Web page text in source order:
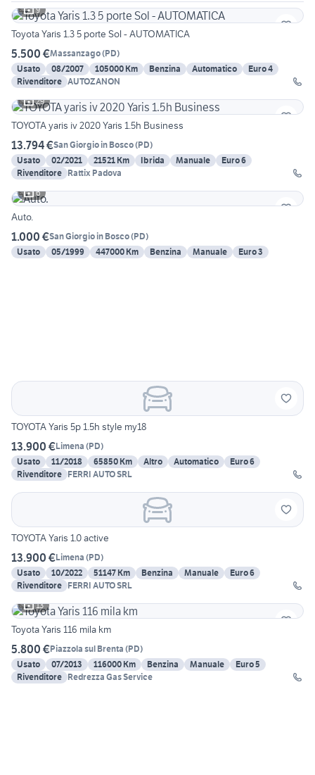
9
Toyota Yaris 1.3 5 porte Sol - AUTOMATICA
5.500 €Massanzago(PD)
Usato
08/2007 105000 Km Benzina Automatico
Euro 4
Rivenditore AUTOZANON
29
TOYOTA yaris iv 2020 Yaris 1.5h Business
13.794 €San Giorgio in Bosco(PD)
Usato
02/2021 21521 Km Ibrida Manuale
Euro 6
Rivenditore Rattix Padova
6
Auto.
1.000 €San Giorgio in Bosco(PD)
Usato
05/1999 447000 Km Benzina Manuale Euro 3
TOYOTA Yaris 5p 1.5h style my18
13.900 €Limena (PD)
Usato
11/2018 65850 Km Altro Automatico
Euro 6
Rivenditore FERRI AUTO SRL
TOYOTA Yaris 1.0 active
13.900 €Limena (PD)
Usato
10/2022 51147 Km Benzina Manuale
Euro 6
Rivenditore FERRI AUTO SRL
13
Toyota Yaris 116 mila km
5.800 €Piazzola sul Brenta (PD)
Usato
07/2013 116000 Km Benzina Manuale
Euro 5
Rivenditore Redrezza Gas Service